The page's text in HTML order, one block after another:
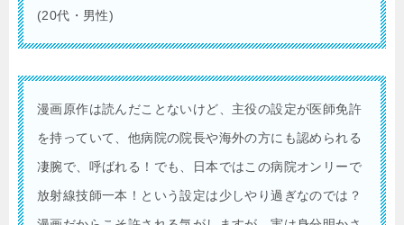
(20代・男性)
漫画原作は読んだことないけど、主役の設定が医師免許
を持っていて、他病院の院長や海外の方にも認められる
凄腕で、呼ばれる！でも、日本ではこの病院オンリーで
放射線技師一本！という設定は少しやり過ぎなのでは？